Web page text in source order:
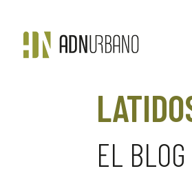
EL